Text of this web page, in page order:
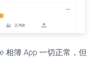
相簿 App 一切正常，但